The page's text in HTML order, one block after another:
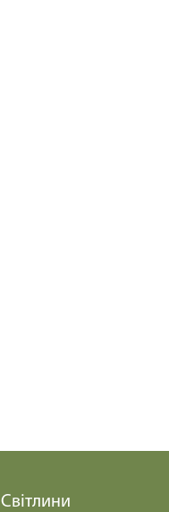
Світлини